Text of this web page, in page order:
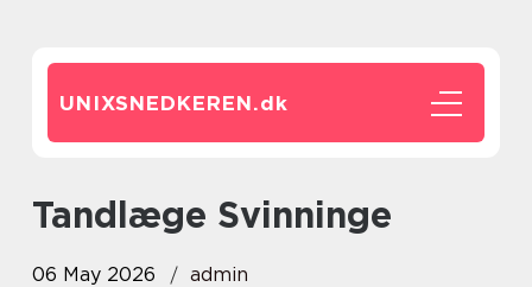
UNIXSNEDKEREN.dk
tandlæge Svinninge
06 May 2026 admin